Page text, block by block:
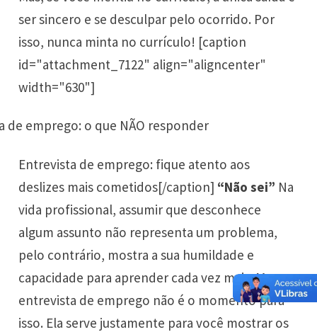
ser sincero e se desculpar pelo ocorrido. Por
isso, nunca minta no currículo! [caption
id="attachment_7122" align="aligncenter"
width="630"]
Entrevista de emprego: fique atento aos
deslizes mais cometidos[/caption] “Não sei” Na
vida profissional, assumir que desconhece
algum assunto não representa um problema,
pelo contrário, mostra a sua humildade e
capacidade para aprender cada vez mais. Mas a
entrevista de emprego não é o momento para
isso. Ela serve justamente para você mostrar os